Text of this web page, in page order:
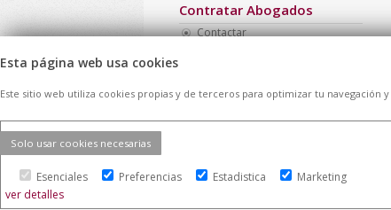
Contratar Abogados
Contactar
Mapa Web
Directorio de casos
Esta página web usa cookies
Este sitio web utiliza cookies propias y de terceros para optimizar tu
Solo usar cookies necesarias
Esenciales Preferencias Estadistica
Marketing
ver detalles